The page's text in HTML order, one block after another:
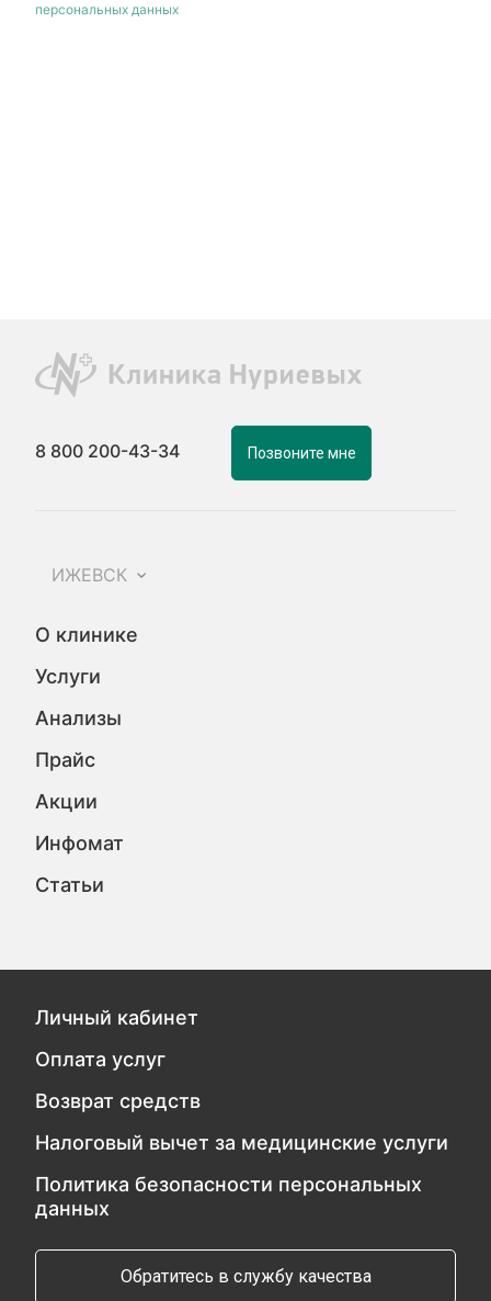
персональных данных
8 800 200-43-34 Позвоните мне
ИЖЕВСК
О клинике
Услуги
Анализы
Прайс
Акции
Инфомат
Статьи
Личный кабинет
Оплата услуг
Возврат средств
Налоговый вычет за медицинские услуги
Политика безопасности персональных
данных
Обратитесь в службу качества